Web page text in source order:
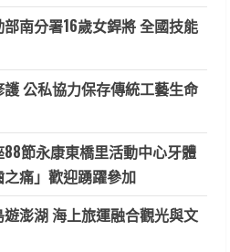
南分署16歲女銲將 全國技能
公私協力保存傳統工藝生命
88節永康東橋里活動中心牙體
痛」歡迎踴躍參加
澎湖 海上旅運融合觀光與文